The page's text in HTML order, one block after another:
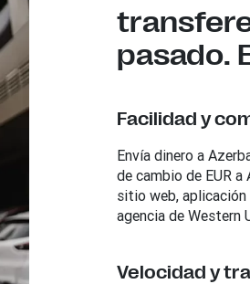
pasado.
Facilidad y
Envía dinero a
de cambio de EUR
sitio web, aplicación
agencia de Western
Velocidad y